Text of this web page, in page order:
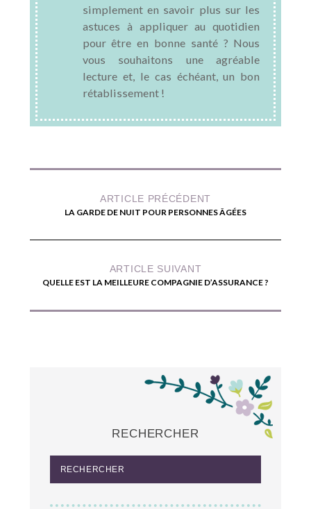
simplement en savoir plus sur les
astuces à appliquer au quotidien
pour être en bonne santé ? Nous
vous souhaitons une agréable
lecture et, le cas échéant, un bon
rétablissement !
ARTICLE PRÉCÉDENT
LA GARDE DE NUIT POUR PERSONNES ÂGÉES
ARTICLE SUIVANT
QUELLE EST LA MEILLEURE COMPAGNIE D’ASSURANCE ?
RECHERCHER